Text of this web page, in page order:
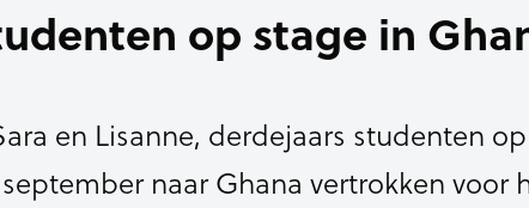
op stage in
en Lisanne, derdejaars studenten
naar Ghana vertrokken voor